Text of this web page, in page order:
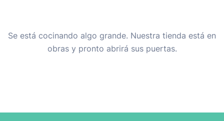
Se está cocinando algo grande. Nuestra tienda está en
obras y pronto abrirá sus puertas.